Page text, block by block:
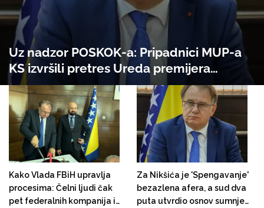
Uz nadzor POSKOK-a: Pripadnici MUP-a
KS izvršili pretres Ureda premijera
Nermina Nikšića i stana bivše šefice
njegovog kabineta Arijane Huseinović
Ajanović
Kako Vlada FBiH upravlja
procesima: Čelni ljudi čak
pet federalnih kompanija i
Za Nikšića je 'Spengavanje'
bezazlena afera, a sud dva
puta utvrdio osnov sumnje